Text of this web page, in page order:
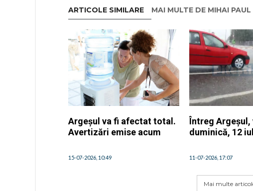
ARTICOLE SIMILARE MAI MULTE DE MIHAI
Argeșul va fi afectat total.
Avertizări emise acum
15-07-2026, 10:49
Întreg
duminică, 12
11-07-2026, 17:07
Mai multe